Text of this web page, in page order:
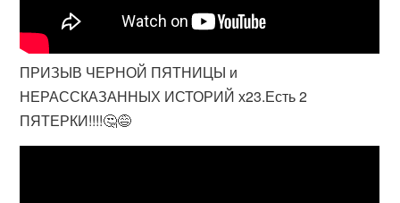
ПРИЗЫВ ЧЕРНОЙ ПЯТНИЦЫ и
НЕРАССКАЗАННЫХ ИСТОРИЙ х23.Есть 2
ПЯТЕРКИ!!!!🤔😅